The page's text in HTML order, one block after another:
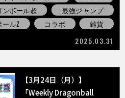
ンボール超
最強ジャンプ
ールZ
コラボ
雑貨
2025.03.31
【3月24日（月）】
「Weekly Dragonball